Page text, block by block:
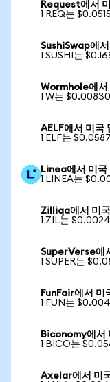
Request에서
1 REQ는
SushiSwap에서
1 SUSHI는
Wormhole에서
1 W는
AELF에서 미국
1 ELF는
Linea에서 미국
1 LINEA는
Zilliqa에서 미국
1 ZIL는
SuperVerse에
1 SUPER는
FunFair에서 미
1 FUN는
Biconomy에서
1 BICO는
Axelar에서 미